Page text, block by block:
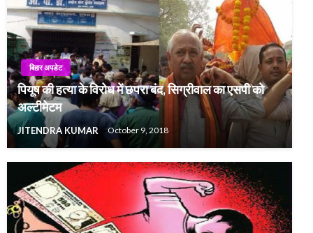
बिहार अपडेट
पियूष की हत्या के विरोध में छपरा बंद, सिग्रीवाल का एसपी को
अल्टीमेटम
JITENDRA KUMAR October 9, 2018